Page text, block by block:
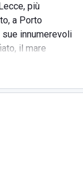
più
a Porto
innumerevoli
il mare
provenienti